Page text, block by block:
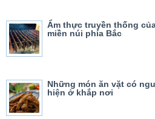
Ẩm thực truyền thống
miền núi phía Bắc
Những món ăn vặt có
hiện ở khắp nơi